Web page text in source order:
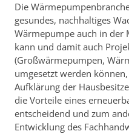
Die
gesundes, nachhaltiges
Wärmepumpe auch in der
kann und damit auch
(Großwärmepumpen,
umgesetzt werden
Aufklärung der
die Vorteile eines
entscheidend und zum
Entwicklung des